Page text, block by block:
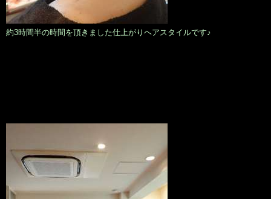
約3時間半の時間を頂きました仕上がりヘアスタイルです♪